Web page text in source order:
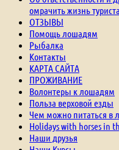
омрачить жизнь туриста
ОТЗЫВЫ
Помощь лошадям
Рыбалка
Контакты
КАРТА САЙТА
ПРОЖИВАНИЕ
Волонтеры к лошадям
Польза верховой езды
Чем можно питаться в
Holidays with horses in
Наши друзья